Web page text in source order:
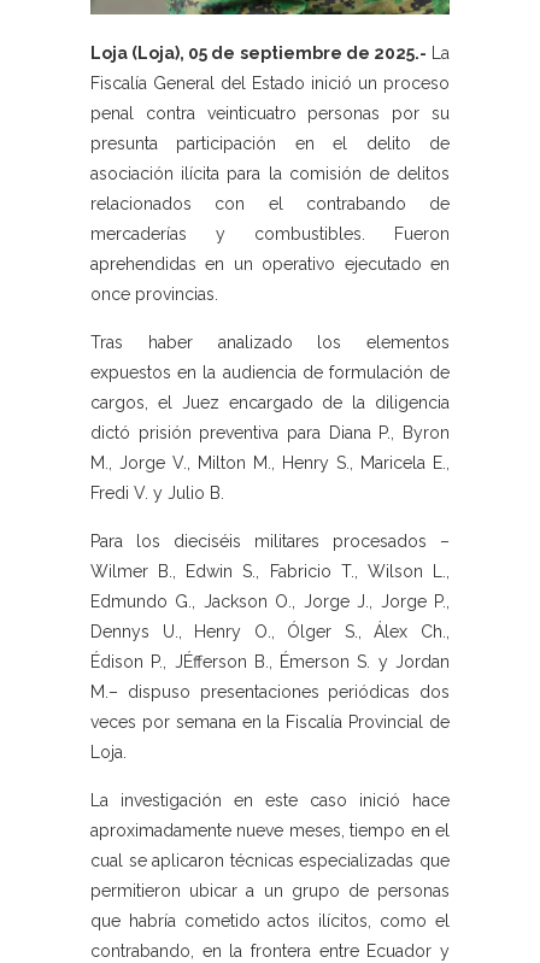
Loja (Loja), 05 de septiembre de 2025.- La
Fiscalía General del Estado inició un proceso
penal contra veinticuatro personas por su
presunta participación en el delito de
asociación ilícita para la comisión de delitos
relacionados con el contrabando de
mercaderías y combustibles. Fueron
aprehendidas en un operativo ejecutado en
once provincias.
Tras haber analizado los elementos
expuestos en la audiencia de formulación de
cargos, el Juez encargado de la diligencia
dictó prisión preventiva para Diana P., Byron
M., Jorge V., Milton M., Henry S., Maricela E.,
Fredi V. y Julio B.
Para los dieciséis militares procesados –
Wilmer B., Edwin S., Fabricio T., Wilson L.,
Edmundo G., Jackson O., Jorge J., Jorge P.,
Dennys U., Henry O., Ólger S., Álex Ch.,
Édison P., JÉfferson B., Émerson S. y Jordan
M.– dispuso presentaciones periódicas dos
veces por semana en la Fiscalía Provincial de
Loja.
La investigación en este caso inició hace
aproximadamente nueve meses, tiempo en el
cual se aplicaron técnicas especializadas que
permitieron ubicar a un grupo de personas
que habría cometido actos ilícitos, como el
contrabando, en la frontera entre Ecuador y